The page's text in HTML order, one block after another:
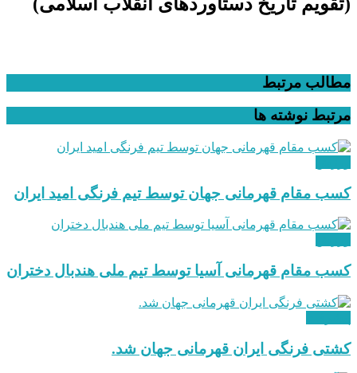
مطالب مرتبط
مرتبط نوشته ها
کسب مقام قهرمانی جهان توسط تیم فرنگی امید ایران
کسب مقام قهرمانی آسیا توسط تیم ملی هندبال دختران
کشتی فرنگی ایران قهرمانی جهان شد.